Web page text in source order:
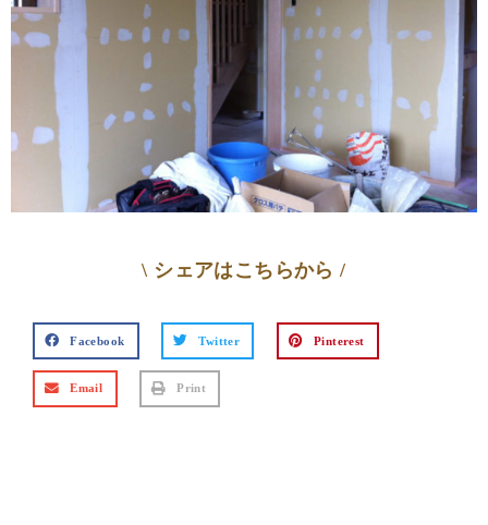
\ シェアはこちらから /
Facebook Twitter Pinterest
Email Print